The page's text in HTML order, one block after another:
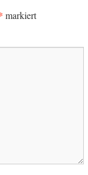
markiert